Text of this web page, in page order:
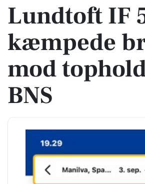
Lundtoft IF
kæmpede
mod
BNS